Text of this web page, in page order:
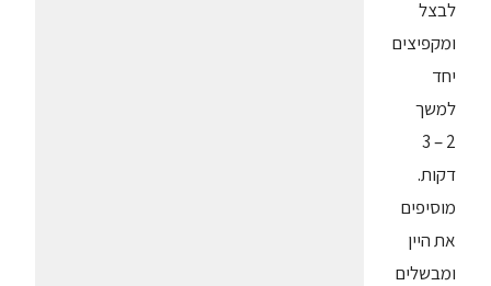
לבצל
ומקפיצים
יחד
למשך
2 – 3
דקות.
מוסיפים
את היין
ומבשלים